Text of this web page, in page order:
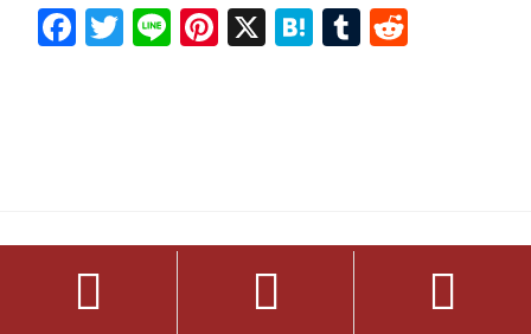
Fa T Li Pi X H T
  